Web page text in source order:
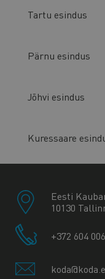
Tartu esindus
Pärnu esindus
Jõhvi esindus
Kuressaare
Eesti
10130
+372 604